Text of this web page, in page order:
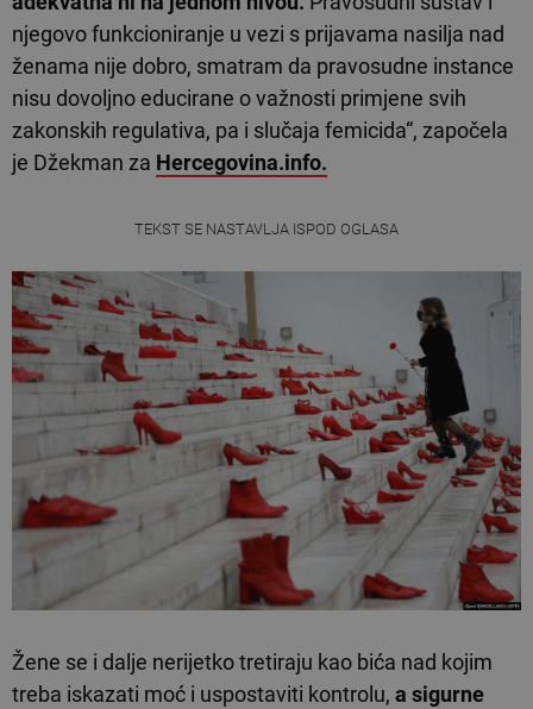
njegovo funkcioniranje u vezi s prijavama nasilja nad
ženama nije dobro, smatram da pravosudne instance
nisu dovoljno educirane o važnosti primjene svih
zakonskih regulativa, pa i slučaja femicida“, započela
je Džekman za Hercegovina.info.
TEKST SE NASTAVLJA ISPOD OGLASA
Žene se i dalje nerijetko tretiraju kao bića nad kojim
treba iskazati moć i uspostaviti kontrolu, a sigurne